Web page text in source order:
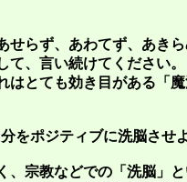
せらず、あわてず、あき
て、言い続けてください。
はとても効き目がある「
分をポジティブに洗脳させ
、宗教などでの「洗脳」